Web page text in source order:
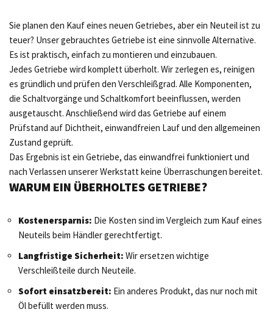
Sie planen den Kauf eines neuen Getriebes, aber ein Neuteil ist zu
teuer? Unser gebrauchtes Getriebe ist eine sinnvolle Alternative.
Es ist praktisch, einfach zu montieren und einzubauen.
Jedes Getriebe wird komplett überholt. Wir zerlegen es, reinigen
es gründlich und prüfen den Verschleißgrad. Alle Komponenten,
die Schaltvorgänge und Schaltkomfort beeinflussen, werden
ausgetauscht. Anschließend wird das Getriebe auf einem
Prüfstand auf Dichtheit, einwandfreien Lauf und den allgemeinen
Zustand geprüft.
Das Ergebnis ist ein Getriebe, das einwandfrei funktioniert und
nach Verlassen unserer Werkstatt keine Überraschungen bereitet.
WARUM EIN ÜBERHOLTES GETRIEBE?
Kostenersparnis: Die Kosten sind im Vergleich zum Kauf eines
Neuteils beim Händler gerechtfertigt.
Langfristige Sicherheit: Wir ersetzen wichtige
Verschleißteile durch Neuteile.
Sofort einsatzbereit: Ein anderes Produkt, das nur noch mit
Öl befüllt werden muss.